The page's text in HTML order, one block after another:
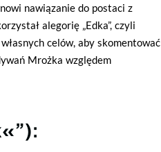
nawiązanie do postaci z
alegorię „Edka”, czyli
celów, aby skomentować
Mrożka względem